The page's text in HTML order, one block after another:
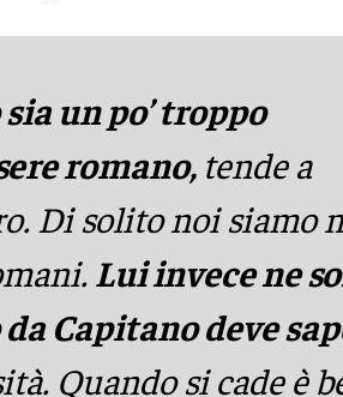
un po’ troppo
romano, tende a
Di solito noi siamo
Lui invece ne
Capitano deve
Quando si cade è